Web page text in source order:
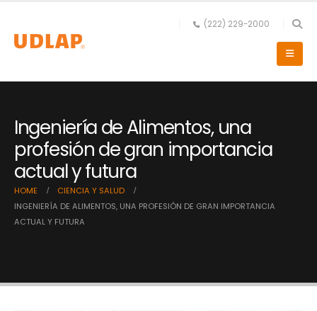
(222) 229-2000
Ingeniería de Alimentos, una
profesión de gran importancia
actual y futura
HOME
CIENCIA Y SALUD
INGENIERÍA DE ALIMENTOS, UNA PROFESIÓN DE GRAN IMPORTANCIA
ACTUAL Y FUTURA